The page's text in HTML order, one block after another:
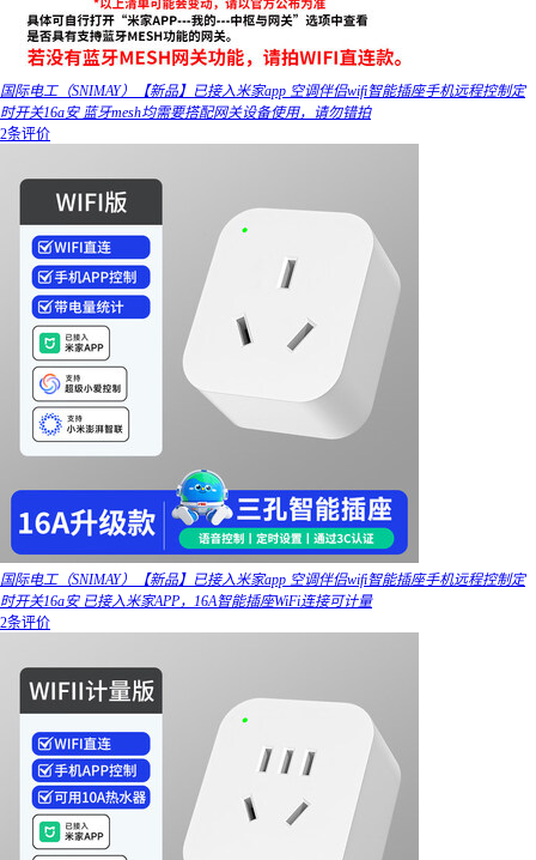
国际电工（SNIMAY）【新品】已接入米家app 空调伴侣wifi智能插座手机远程控制定
时开关16a安 蓝牙mesh均需要搭配网关设备使用，请勿错拍
2条评价
国际电工（SNIMAY）【新品】已接入米家app 空调伴侣wifi智能插座手机远程控制定
时开关16a安 已接入米家APP，16A智能插座WiFi连接可计量
2条评价